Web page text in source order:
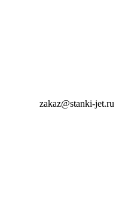
zakaz@stanki-jet.ru